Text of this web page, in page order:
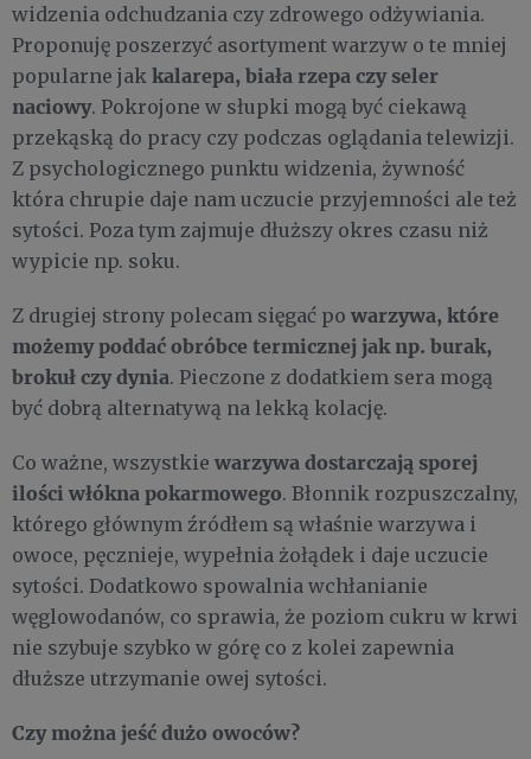
widzenia odchudzania czy zdrowego odżywiania.
Proponuję poszerzyć asortyment warzyw o te mniej
popularne jak kalarepa, biała rzepa czy seler
naciowy. Pokrojone w słupki mogą być ciekawą
przekąską do pracy czy podczas oglądania telewizji.
Z psychologicznego punktu widzenia, żywność
która chrupie daje nam uczucie przyjemności ale też
sytości. Poza tym zajmuje dłuższy okres czasu niż
wypicie np. soku.
Z drugiej strony polecam sięgać po warzywa, które
możemy poddać obróbce termicznej jak np. burak,
brokuł czy dynia. Pieczone z dodatkiem sera mogą
być dobrą alternatywą na lekką kolację.
Co ważne, wszystkie warzywa dostarczają sporej
ilości włókna pokarmowego. Błonnik rozpuszczalny,
którego głównym źródłem są właśnie warzywa i
owoce, pęcznieje, wypełnia żołądek i daje uczucie
sytości. Dodatkowo spowalnia wchłanianie
węglowodanów, co sprawia, że poziom cukru w krwi
nie szybuje szybko w górę co z kolei zapewnia
dłuższe utrzymanie owej sytości.
Czy można jeść dużo owoców?